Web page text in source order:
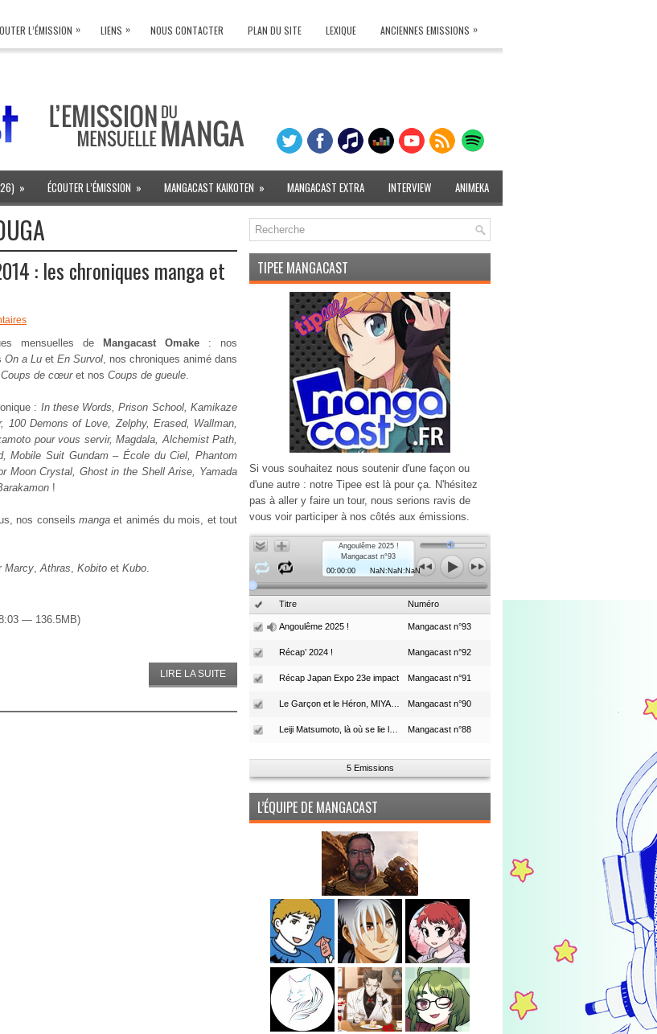
L’ÉMISSION » LIENS » NOUS CONTACTER PLAN DU SITE LEXIQUE ANCIENNES EMISSIONS »
» ÉCOUTER L’ÉMISSION » MANGACAST KAIKOTEN » MANGACAST EXTRA INTERVIEW ANIMEKA
: les chroniques manga et
mensuelles de Mangacast Omake : nos
On a Lu et En Survol, nos chroniques animé dans
Coups de cœuret nos Coups de gueule.
: In these Words, Prison School, Kamikaze
100 Demons of Love, Zelphy, Erased, Wallman,
pour vous servir, Magdala, Alchemist Path,
Mobile Suit Gundam – École du Ciel, Phantom
Moon Crystal, Ghost in the Shell Arise, Yamada
!
nos conseils mangaet animés du mois, et tout
Marcy,Athras, Kobito et Kubo.
— 136.5MB)
LIRE LA SUITE
TIPEE MANGACAST
Si vous souhaitez nous soutenir d'une façon ou
d'une autre : notre Tipee est là pour ça. N'hésitez
pas à aller y faire un tour, nous serions ravis de
vous voir participer à nos côtés aux émissions.
Angoulême 2025 !
Mangacast n°93
00:00:00
NaN:NaN:NaN
Titre Numéro
Angoulême 2025 ! Mangacast n°93
Récap’ 2024 ! Mangacast n°92
Récap Japan Expo 23e impact Mangacast n°91
Mangacast n°90
Mangacast n°88
5 Emissions
L’ÉQUIPE DE MANGACAST